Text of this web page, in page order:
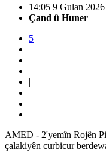
14:05 9 Gulan 2026
Çand û Huner
5
|
AMED - 2'yemîn Rojên
çalakiyên curbicur